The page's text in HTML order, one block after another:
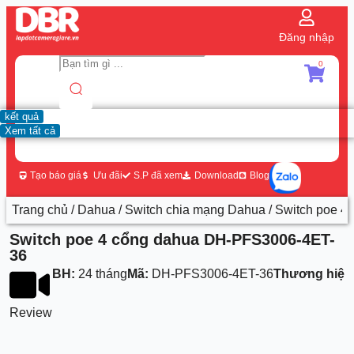
Đăng nhập
kết quả
Xem tất cả
0
Tạo báo giá Ưu đãi S.P đã xem Download Blog
Trang chủ / Dahua / Switch chia mạng Dahua / Switch poe 4
Switch poe 4 cổng dahua DH-PFS3006-4ET-
36
Review
BH: 24 tháng Mã: DH-PFS3006-4ET-36Thương